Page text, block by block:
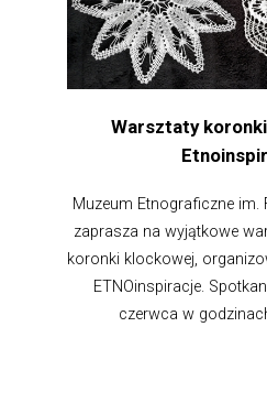
Warsztaty
Muzeum Etnograficzne im.
zaprasza na wyjątkowe
koronki klockowej,
ETNOinspiracje.
czerwca w